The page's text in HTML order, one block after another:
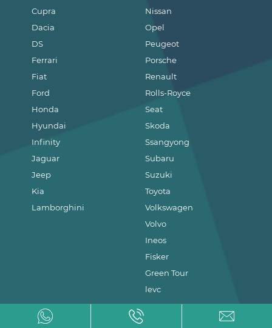
Cupra
Dacia
DS
Ferrari
Fiat
Ford
Honda
Hyundai
Infinity
Jaguar
Jeep
Kia
Lamborghini
Nissan
Opel
Peugeot
Porsche
Renault
Rolls-Royce
Seat
Skoda
Ssangyong
Subaru
Suzuki
Toyota
Volkswagen
Volvo
Ineos
Fisker
Green Tour
levc